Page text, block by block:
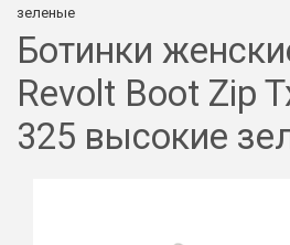
зеленые
Ботинки
Revolt Boot Zip
325 высокие